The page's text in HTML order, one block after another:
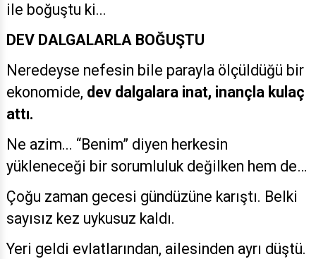
ile boğuştu ki...
DEV DALGALARLA BOĞUŞTU
Neredeyse nefesin bile parayla ölçüldüğü bir
ekonomide, dev dalgalara inat, inançla kulaç
attı.
Ne azim... “Benim” diyen herkesin
yükleneceği bir sorumluluk değilken hem de…
Çoğu zaman gecesi gündüzüne karıştı. Belki
sayısız kez uykusuz kaldı.
Yeri geldi evlatlarından, ailesinden ayrı düştü.